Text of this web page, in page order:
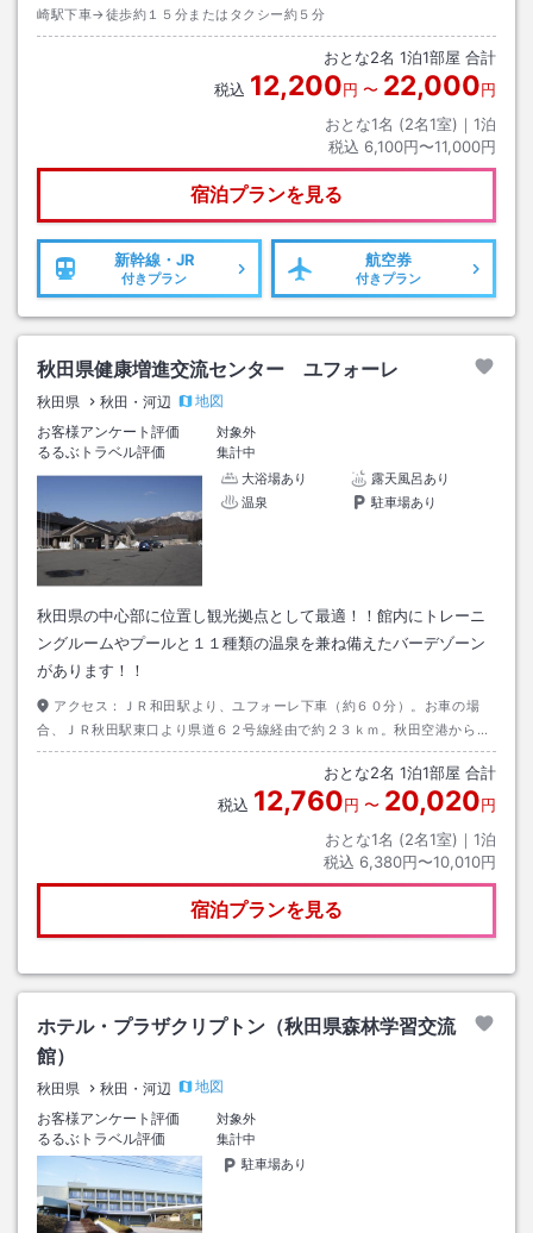
崎駅下車→徒歩約１５分またはタクシー約５分
おとな2名 1泊1部屋 合計
税込 12,200円 〜 22,000円
おとな1名 (2名1室)｜ 1泊
税込 6,100円〜11,000円
宿泊プランを見る
新幹線・JR
付きプラン
航空券
付きプラン
秋田県健康増進交流センター ユフォーレ
秋田県 秋田・河辺
地図
お客様アンケート評価
対象外
るるぶトラベル評価
集計中
大浴場あり
露天風呂あり
温泉
駐車場あり
秋田県の中心部に位置し観光拠点として最適！！館内にトレーニ
ングルームやプールと１１種類の温泉を兼ね備えたバーデゾーン
があります！！
アクセス：
ＪＲ和田駅より、ユフォーレ下車（約６０分）。お車の場
合、ＪＲ秋田駅東口より県道６２号線経由で約２３ｋｍ。秋田空港から国
道１３号経由で約２４ｋｍ。
おとな2名 1泊1部屋 合計
税込 12,760円 〜 20,020円
おとな1名 (2名1室)｜ 1泊
税込 6,380円〜10,010円
宿泊プランを見る
ホテル・プラザクリプトン（秋田県森林学習交流
館）
秋田県 秋田・河辺
地図
お客様アンケート評価
対象外
るるぶトラベル評価
集計中
駐車場あり